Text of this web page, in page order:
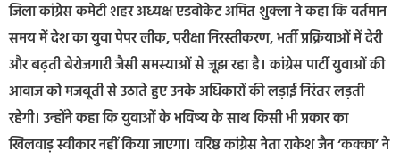
जिला कांग्रेस कमेटी शहर अध्यक्ष एडवोकेट अमित शुक्ला ने कहा कि वर्तमान
समय में देश का युवा पेपर लीक, परीक्षा निरस्तीकरण, भर्ती प्रक्रियाओं में देरी
और बढ़ती बेरोजगारी जैसी समस्याओं से जूझ रहा है। कांग्रेस पार्टी युवाओं की
आवाज को मजबूती से उठाते हुए उनके अधिकारों की लड़ाई निरंतर लड़ती
रहेगी। उन्होंने कहा कि युवाओं के भविष्य के साथ किसी भी प्रकार का
खिलवाड़ स्वीकार नहीं किया जाएगा। वरिष्ठ कांग्रेस नेता राकेश जैन ‘कक्का’ ने